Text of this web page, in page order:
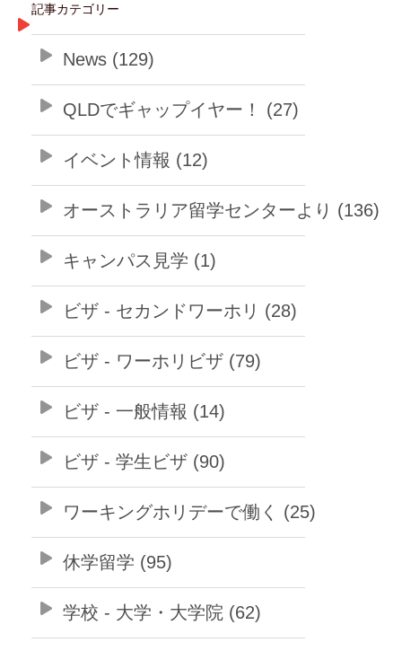
記事カテゴリー
News (129)
QLDでギャップイヤー！ (27)
イベント情報 (12)
オーストラリア留学センターより (136)
キャンパス見学 (1)
ビザ - セカンドワーホリ (28)
ビザ - ワーホリビザ (79)
ビザ - 一般情報 (14)
ビザ - 学生ビザ (90)
ワーキングホリデーで働く (25)
休学留学 (95)
学校 - 大学・大学院 (62)